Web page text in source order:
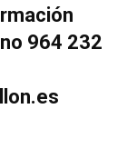
964 232